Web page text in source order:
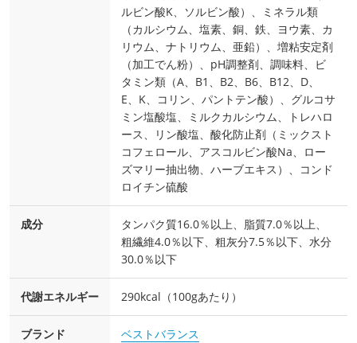
ルビン酸K、ソルビン酸）、ミネラル類
（カルシウム、塩素、銅、鉄、ヨウ素、カ
リウム、ナトリウム、亜鉛）、増粘安定剤
（加工でん粉）、pH調整剤、調味料、ビ
タミン類（A、B1、B2、B6、B12、D、
E、K、コリン、パントテン酸）、グルコサ
ミン塩酸塩、ミルクカルシウム、トレハロ
ース、リン酸塩、酸化防止剤（ミックスト
コフェロール、アスコルビン酸Na、ロー
ズマリー抽出物、ハーブエキス）、コンド
ロイチン硫酸
成分
タンパク質16.0％以上、脂質7.0％以上、
粗繊維4.0％以下、粗灰分7.5％以下、水分
30.0％以下
代謝エネルギー 290kcal（100gあたり）
ブランド ベストバランス